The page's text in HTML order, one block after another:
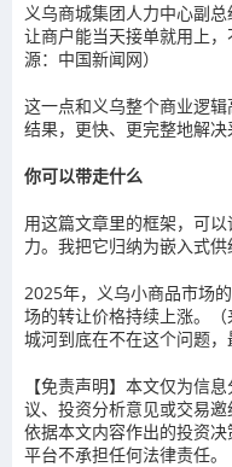
义乌商城集团人力中心副
让商户能当天接单就用上
源：中国新闻网）
这一点和义乌整个商业逻
结果，更快、更完整地解决
你可以带走什么
用这篇文章里的框架，可
力。我把它归纳为嵌入式供
2025年，义乌小商品市场
场的转让价格持续上涨。
城河到底在不在这个问题，
【免责声明】本文仅为信
议、投资分析意见或交易
依据本文内容作出的投资
平台不承担任何法律责任。